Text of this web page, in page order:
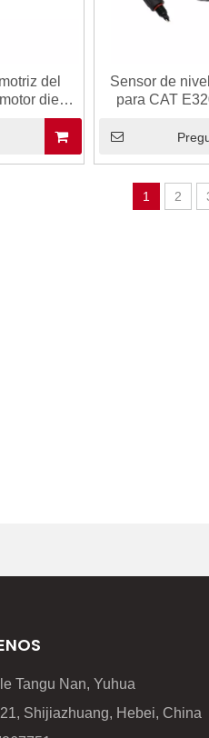
del
diesel
Sensor de
para CAT
Sensor de
de sensor de
1 2
Tangu Nan, Yuhua
Shijiazhuang, Hebei, China